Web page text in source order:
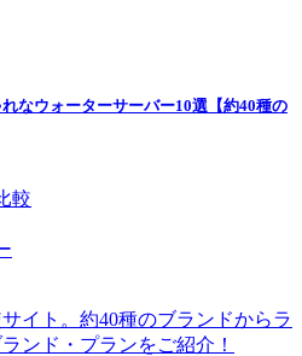
れなウォーターサーバー10選【約40種の
較
イト。約40種のブランドからラ
ンド・プランをご紹介！